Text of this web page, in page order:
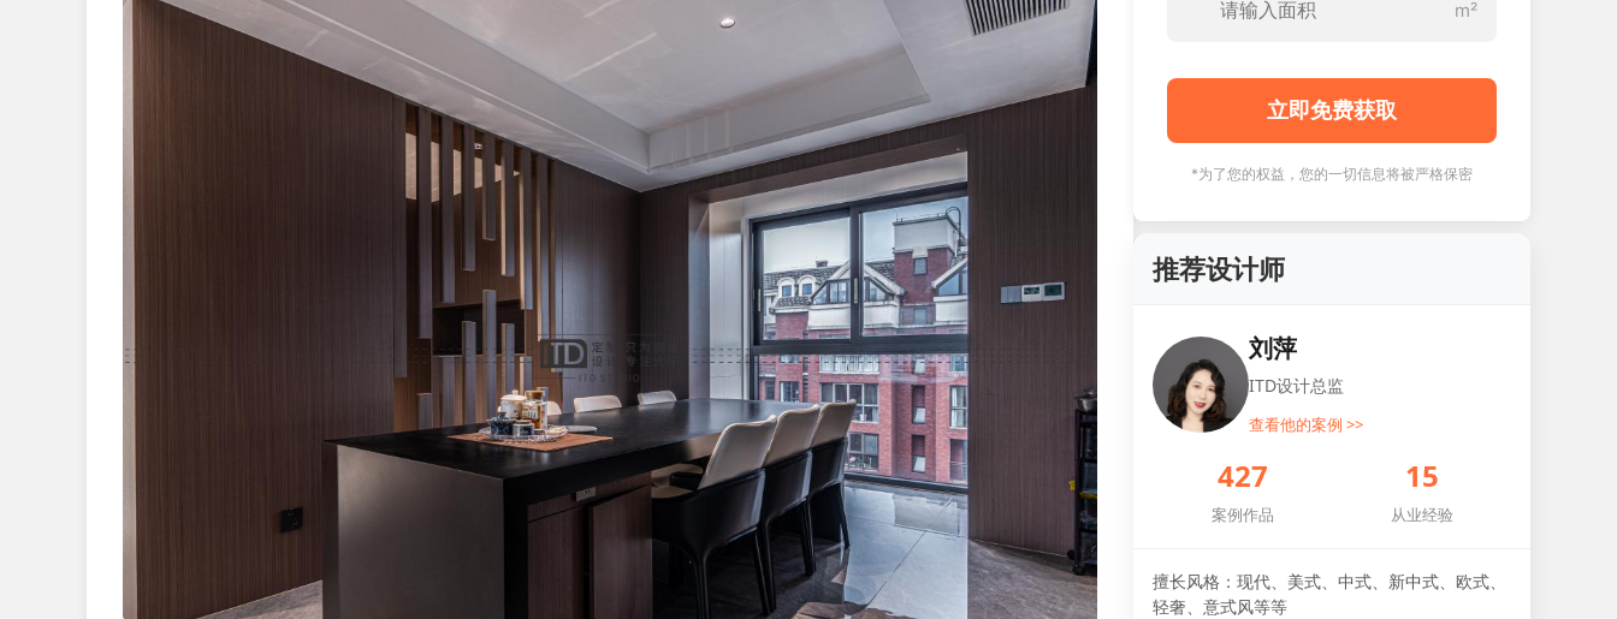
m²
*为了您的权益，您的一切信息将被严格保密
推荐设计师
刘萍
ITD设计总监
查看他的案例 >>
427
案例作品
15
从业经验
擅长风格：现代、美式、中式、新中式、欧式、
轻奢、意式风等等